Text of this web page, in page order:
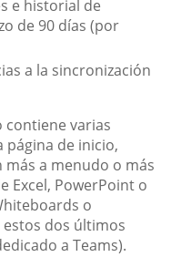
e historial de
de 90 días (por
a la sincronización
contiene varias
página de inicio,
a menudo o más
Excel, PowerPoint o
o
dos últimos
a Teams).